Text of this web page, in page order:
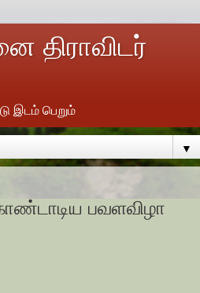
திராவிடர்
இடம் பெறும்
▼
பவளவிழா